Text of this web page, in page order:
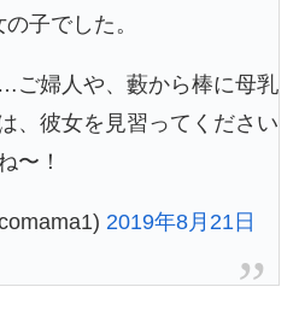
子でした。
ご婦人や、藪から棒に母乳
、彼女を見習ってください
〜！
2019年8月21日